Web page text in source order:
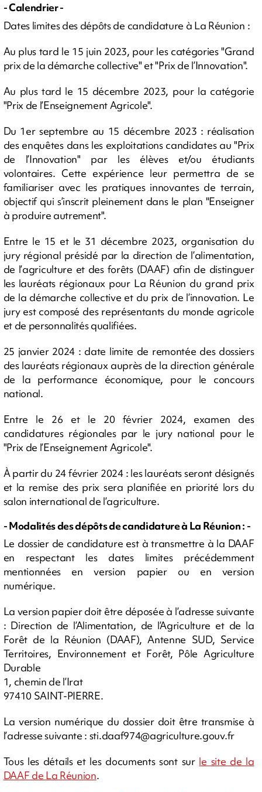
- Calendrier -
Dates limites des dépôts de candidature à La Réunion :
Au plus tard le 15 juin 2023, pour les catégories "Grand
prix de la démarche collective" et "Prix de l’Innovation".
Au plus tard le 15 décembre 2023, pour la catégorie
"Prix de l’Enseignement Agricole".
Du 1er septembre au 15 décembre 2023 : réalisation
des enquêtes dans les exploitations candidates au "Prix
de l’Innovation" par les élèves et/ou étudiants
volontaires. Cette expérience leur permettra de se
familiariser avec les pratiques innovantes de terrain,
objectif qui s’inscrit pleinement dans le plan "Enseigner
à produire autrement".
Entre le 15 et le 31 décembre 2023, organisation du
jury régional présidé par la direction de l’alimentation,
de l’agriculture et des forêts (DAAF) afin de distinguer
les lauréats régionaux pour La Réunion du grand prix
de la démarche collective et du prix de l’innovation. Le
jury est composé des représentants du monde agricole
et de personnalités qualifiées.
25 janvier 2024 : date limite de remontée des dossiers
des lauréats régionaux auprès de la direction générale
de la performance économique, pour le concours
national.
Entre le 26 et le 20 février 2024, examen des
candidatures régionales par le jury national pour le
"Prix de l’Enseignement Agricole".
À partir du 24 février 2024 : les lauréats seront désignés
et la remise des prix sera planifiée en priorité lors du
salon international de l’agriculture.
- Modalités des dépôts de candidature à La Réunion : -
Le dossier de candidature est à transmettre à la DAAF
en respectant les dates limites précédemment
mentionnées en version papier ou en version
numérique.
La version papier doit être déposée à l’adresse suivante
: Direction de l’Alimentation, de l’Agriculture et de la
Forêt de la Réunion (DAAF), Antenne SUD, Service
Territoires, Environnement et Forêt, Pôle Agriculture
Durable
1, chemin de l’Irat
97410 SAINT-PIERRE.
La version numérique du dossier doit être transmise à
l’adresse suivante : sti.daaf974@agriculture.gouv.fr
Tous les détails et les documents sont sur le site de la
DAAF de La Réunion.